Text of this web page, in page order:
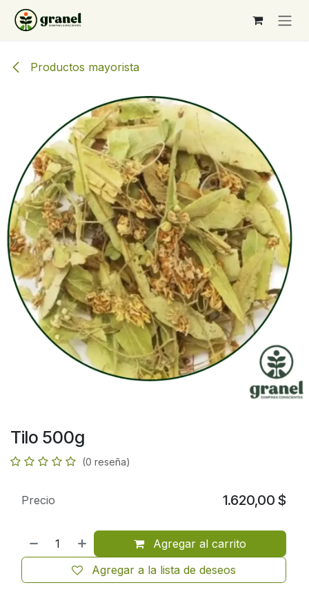
Ir al contenido
Productos mayorista
Tilo 500g
(0 reseña)
Agregar al carrito
Agregar a la lista de deseos
Precio 1.620,00 $